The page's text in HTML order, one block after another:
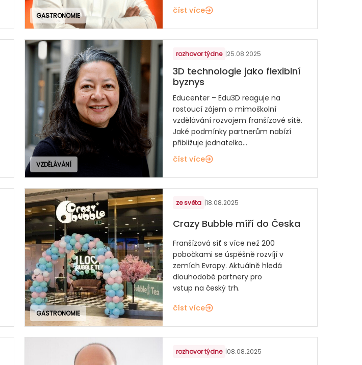
GASTRONOMIE
číst více
VZDĚLÁVÁNÍ
rozhovor týdne |25.08.2025
3D technologie jako flexiblní
byznys
Educenter – Edu3D reaguje na
rostoucí zájem o mimoškolní
vzdělávání rozvojem franšízové sítě.
Jaké podmínky partnerům nabízí
přibližuje jednatelka...
číst více
GASTRONOMIE
ze světa |18.08.2025
Crazy Bubble míří do Česka
Franšízová síť s více než 200
pobočkami se úspěšně rozvíjí v
zemích Evropy. Aktuálně hledá
dlouhodobé partnery pro
vstup na český trh.
číst více
rozhovor týdne |08.08.2025